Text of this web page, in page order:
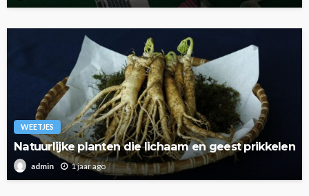
WEETJES
Natuurlijke planten die lichaam en geest prikkelen
admin 1 jaar ago